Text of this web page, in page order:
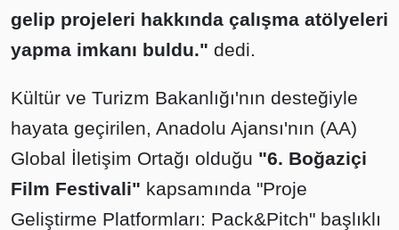
gelip projeleri hakkında çalışma atölyeleri
yapma imkanı buldu." dedi.
Kültür ve Turizm Bakanlığı'nın desteğiyle
hayata geçirilen, Anadolu Ajansı'nın (AA)
Global İletişim Ortağı olduğu "6. Boğaziçi
Film Festivali" kapsamında "Proje
Geliştirme Platformları: Pack&Pitch" başlıklı